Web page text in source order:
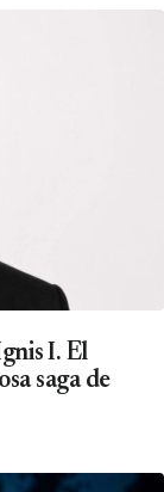
I. El
saga de